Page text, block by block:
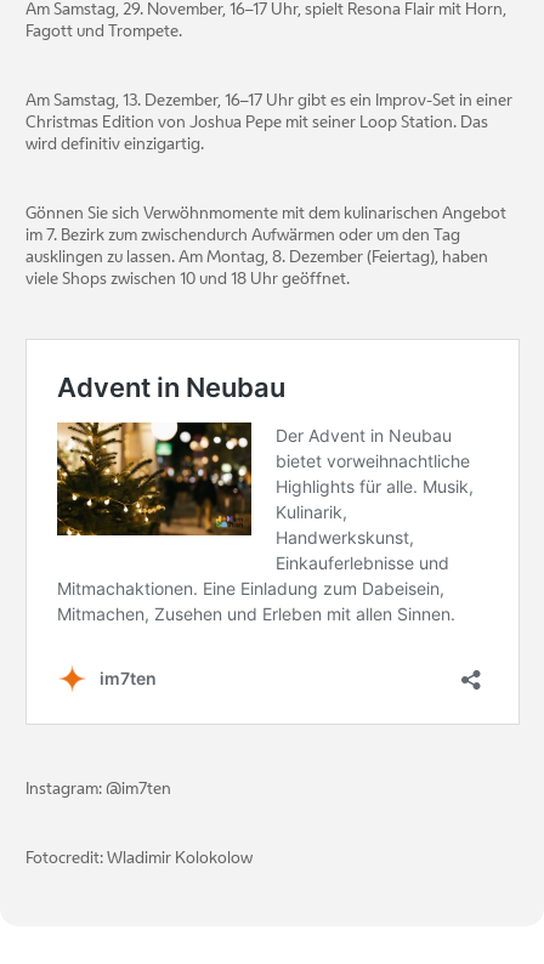
Am Samstag, 29. November, 16–17 Uhr, spielt Resona Flair mit Horn,
Fagott und Trompete.
Am Samstag, 13. Dezember, 16–17 Uhr gibt es ein Improv-Set in einer
Christmas Edition von Joshua Pepe mit seiner Loop Station. Das
wird definitiv einzigartig.
Gönnen Sie sich Verwöhnmomente mit dem kulinarischen Angebot
im 7. Bezirk zum zwischendurch Aufwärmen oder um den Tag
ausklingen zu lassen. Am Montag, 8. Dezember (Feiertag), haben
viele Shops zwischen 10 und 18 Uhr geöffnet.
Instagram: @im7ten
Fotocredit: Wladimir Kolokolow